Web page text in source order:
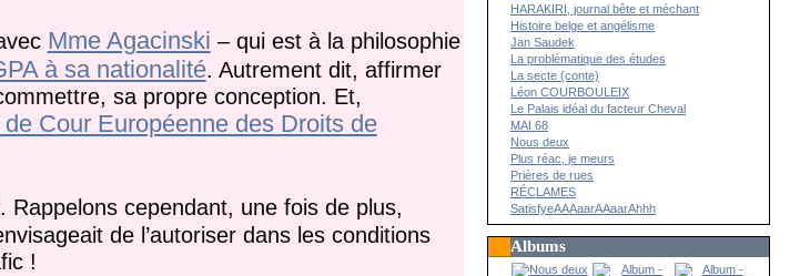
Mme Agacinski – qui est à la philosophie
à sa nationalité. Autrement dit, affirmer
sa propre conception. Et,
de Cour Européenne des Droits de
cependant, une fois de plus,
de l’autoriser dans les conditions
!
HARAKIRI, journal bête et méchant
Histoire belge et angélisme
Jan Saudek
La problématique des études
La secte (conte)
Léon COURBOULEIX
Le Palais idéal du facteur Cheval
MAI 68
Nous deux
Plus réac, je meurs
Prières de rues
RÉCLAMES
SatisfyeAAAaarAAaarAhhh
Albums